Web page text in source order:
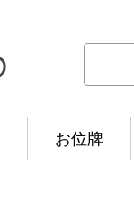
お位牌